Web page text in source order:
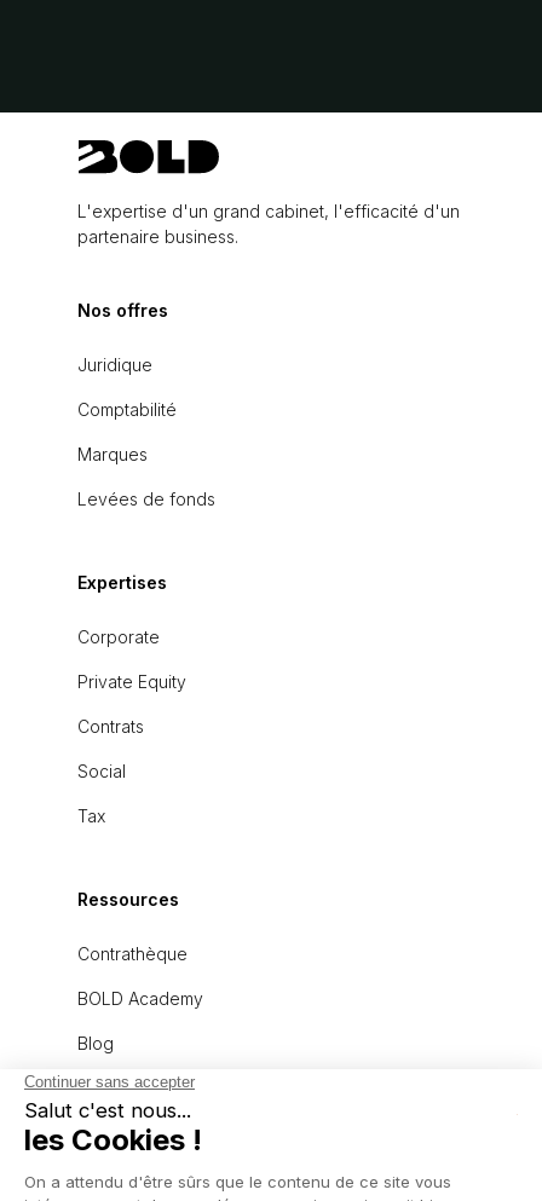
L'expertise d'un grand cabinet, l'efficacité d'un
partenaire business.
Nos offres
Juridique
Comptabilité
Marques
Levées de fonds
Expertises
Corporate
Private Equity
Contrats
Social
Tax
Ressources
Contrathèque
BOLD Academy
Blog
À propos
L'équipe